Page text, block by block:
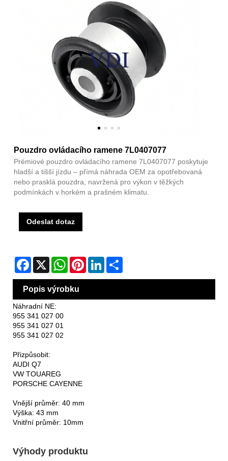
Pouzdro ovládacího ramene 7L0407077
Prémiové pouzdro ovládacího ramene 7L0407077 poskytuje
hladší a tišší jízdu – přímá náhrada OEM za opotřebovaná
nebo prasklá pouzdra, navržená pro výkon v těžkých
podmínkách v horkém a prašném klimatu.
Odeslat dotaz
Facebook
X WhatsAppPinterestLinkedIn
Popis výrobku
Náhradní NE:
955 341 027 00
955 341 027 01
955 341 027 02
Přizpůsobit:
AUDI Q7
VW TOUAREG
PORSCHE CAYENNE
Vnější průměr: 40 mm
Výška: 43 mm
Vnitřní průměr: 10mm
Výhody produktu